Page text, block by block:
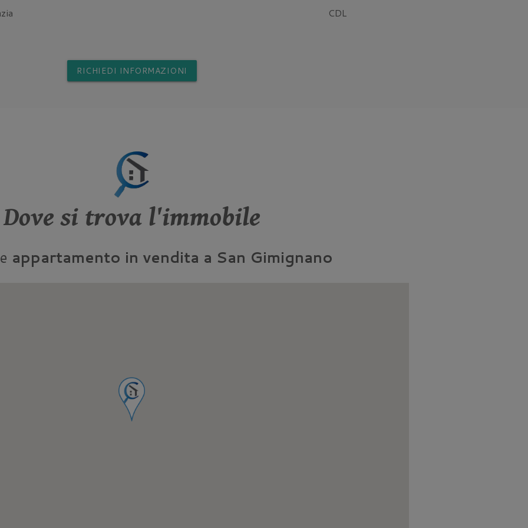
CDL
RICHIEDI INFORMAZIONI
Dove si trova l'immobile
appartamento in vendita a San Gimignano